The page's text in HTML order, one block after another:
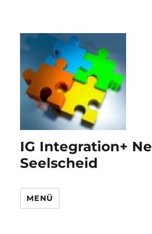
IG Integration+
Seelscheid
MENÜ